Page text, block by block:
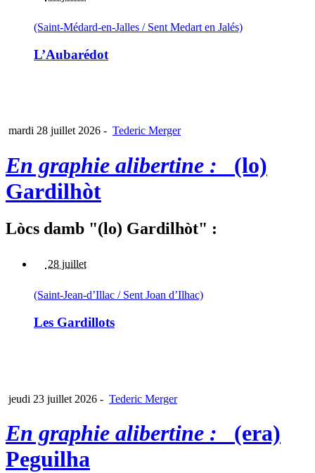
(Saint-Médard-en-Jalles / Sent Medart en Jalés)
L’Aubarédot
mardi 28 juillet 2026 - Tederic Merger
En graphie alibertine : (lo)
Gardilhòt
Lòcs damb "(lo) Gardilhòt" :
28 juillet
(Saint-Jean-d’Illac / Sent Joan d’Ilhac)
Les Gardillots
jeudi 23 juillet 2026 - Tederic Merger
En graphie alibertine : (era)
Peguilha